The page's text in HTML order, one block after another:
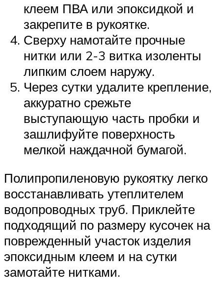
клеем ПВА или эпоксидкой и
закрепите в рукоятке.
Сверху намотайте прочные
нитки или 2-3 витка изоленты
липким слоем наружу.
Через сутки удалите крепление,
аккуратно срежьте
выступающую часть пробки и
зашлифуйте поверхность
мелкой наждачной бумагой.
Полипропиленовую рукоятку легко
восстанавливать утеплителем
водопроводных труб. Приклейте
подходящий по размеру кусочек на
поврежденный участок изделия
эпоксидным клеем и на сутки
замотайте нитками.